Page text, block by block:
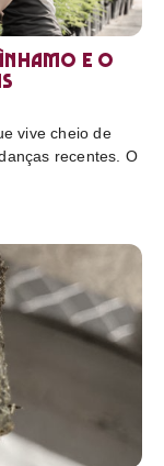
e o
vive cheio de
recentes. O